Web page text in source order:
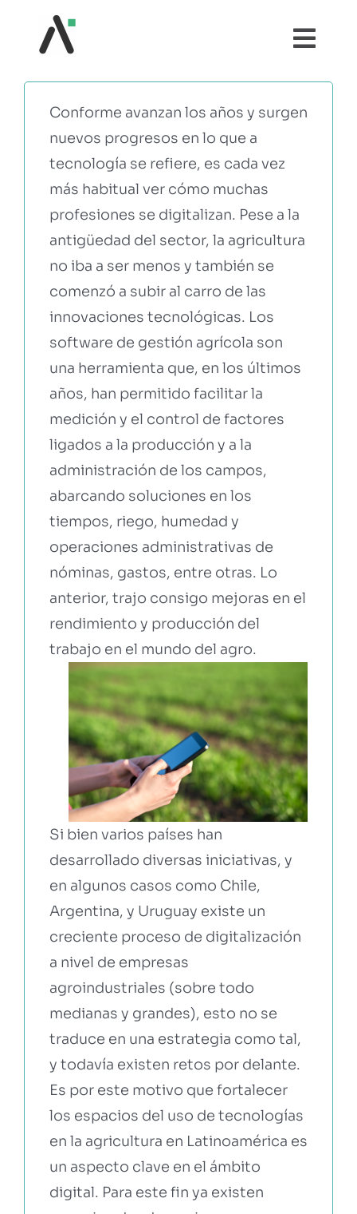
¿QUÉ ES AGRI?
MÓDULOS
TESTIMONIOS
PRECIOS
PARTNERS
COMUNIDAD AGRI
EBOOKS Y RECURSOS
PRUÉBALO GRATIS
Conforme avanzan los años y surgen
nuevos progresos en lo que a
tecnología se refiere, es cada vez
más habitual ver cómo muchas
profesiones se digitalizan. Pese a la
antigüedad del sector, la agricultura
no iba a ser menos y también se
comenzó a subir al carro de las
innovaciones tecnológicas. Los
software de gestión agrícola son
una herramienta que, en los últimos
años, han permitido facilitar la
medición y el control de factores
ligados a la producción y a la
administración de los campos,
abarcando soluciones en los
tiempos, riego, humedad y
operaciones administrativas de
nóminas, gastos, entre otras. Lo
anterior, trajo consigo mejoras en el
rendimiento y producción del
trabajo en el mundo del agro.
Si bien varios países han
desarrollado diversas iniciativas, y
en algunos casos como Chile,
Argentina, y Uruguay existe un
creciente proceso de digitalización
a nivel de empresas
agroindustriales (sobre todo
medianas y grandes), esto no se
traduce en una estrategia como tal,
y todavía existen retos por delante.
Es por este motivo que fortalecer
los espacios del uso de tecnologías
en la agricultura en Latinoamérica es
un aspecto clave en el ámbito
digital. Para este fin ya existen